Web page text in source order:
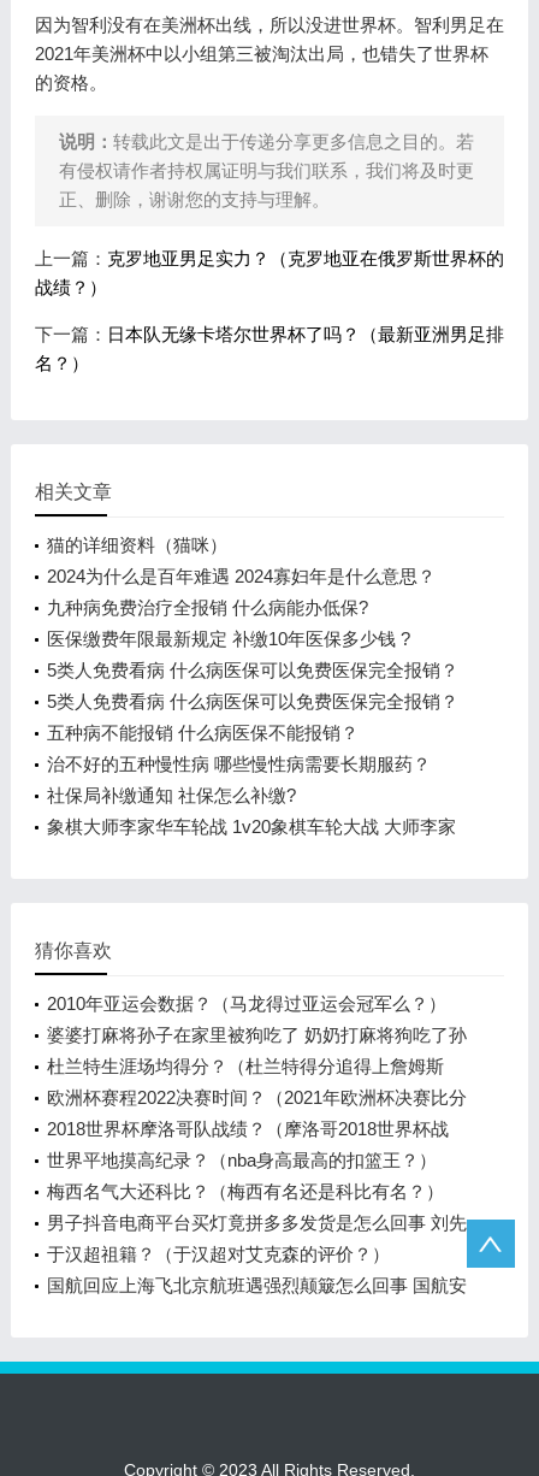
因为智利没有在美洲杯出线，所以没进世界杯。智利男足在
2021年美洲杯中以小组第三被淘汰出局，也错失了世界杯
的资格。
说明： 转载此文是出于传递分享更多信息之目的。若
有侵权请作者持权属证明与我们联系，我们将及时更
正、删除，谢谢您的支持与理解。
上一篇： 克罗地亚男足实力？（克罗地亚在俄罗斯世界杯的
战绩？）
下一篇： 日本队无缘卡塔尔世界杯了吗？（最新亚洲男足排
名？）
相关文章
猫的详细资料（猫咪）
2024为什么是百年难遇 2024寡妇年是什么意思？
九种病免费治疗全报销 什么病能办低保?
医保缴费年限最新规定 补缴10年医保多少钱 ?
5类人免费看病 什么病医保可以免费医保完全报销？
5类人免费看病 什么病医保可以免费医保完全报销？
五种病不能报销 什么病医保不能报销？
治不好的五种慢性病 哪些慢性病需要长期服药？
社保局补缴通知 社保怎么补缴?
象棋大师李家华车轮战 1v20象棋车轮大战 大师李家
猜你喜欢
2010年亚运会数据？（马龙得过亚运会冠军么？）
婆婆打麻将孙子在家里被狗吃了 奶奶打麻将狗吃了孙
子是真事吗？
杜兰特生涯场均得分？（杜兰特得分追得上詹姆斯
吗？）
欧洲杯赛程2022决赛时间？（2021年欧洲杯决赛比分
结果公布？）
2018世界杯摩洛哥队战绩？（摩洛哥2018世界杯战
绩？）
世界平地摸高纪录？（nba身高最高的扣篮王？）
梅西名气大还科比？（梅西有名还是科比有名？）
男子抖音电商平台买灯竟拼多多发货是怎么回事 刘先
生称感觉被欺骗赚差价进行了退款
于汉超祖籍？（于汉超对艾克森的评价？）
国航回应上海飞北京航班遇强烈颠簸怎么回事 国航安
Copyright © 2023 All Rights Reserved.